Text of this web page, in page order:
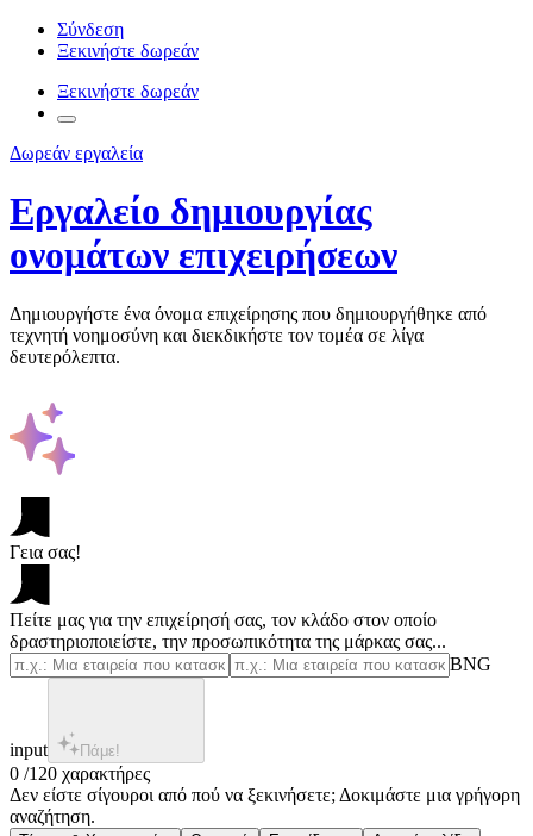
Σύνδεση
Ξεκινήστε δωρεάν
Ξεκινήστε δωρεάν
Δωρεάν εργαλεία
Εργαλείο δημιουργίας
ονομάτων επιχειρήσεων
Δημιουργήστε ένα όνομα επιχείρησης που δημιουργήθηκε από
τεχνητή νοημοσύνη και διεκδικήστε τον τομέα σε λίγα
δευτερόλεπτα.
Γεια σας!
Πείτε μας για την επιχείρησή σας, τον κλάδο στον οποίο
δραστηριοποιείστε, την προσωπικότητα της μάρκας σας...
BNG
input Πάμε!
0 /120 χαρακτήρες
Δεν είστε σίγουροι από πού να ξεκινήσετε; Δοκιμάστε μια γρήγορη
αναζήτηση.